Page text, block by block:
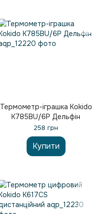
Термометр-іграшка Kokido
K785BU/6P Дельфін
258 грн
Купити